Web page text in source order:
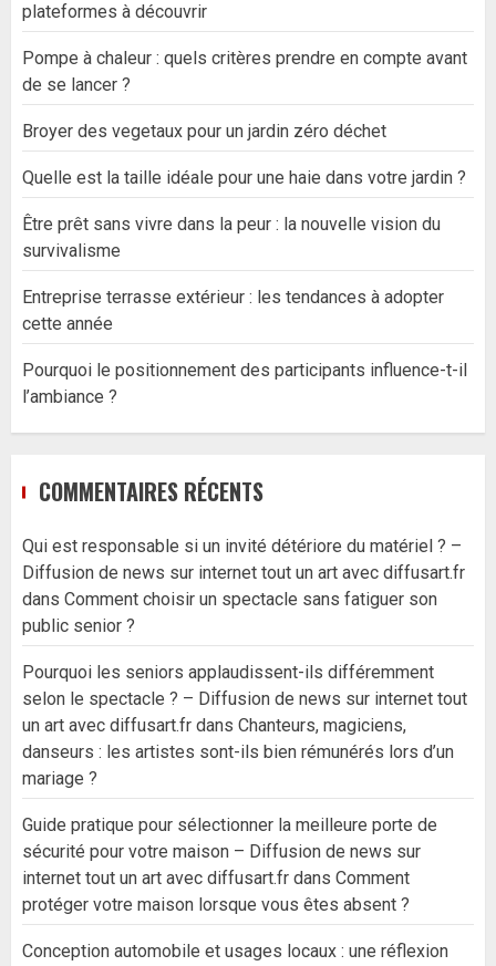
plateformes à découvrir
Pompe à chaleur : quels critères prendre en compte avant
de se lancer ?
Broyer des vegetaux pour un jardin zéro déchet
Quelle est la taille idéale pour une haie dans votre jardin ?
Être prêt sans vivre dans la peur : la nouvelle vision du
survivalisme
Entreprise terrasse extérieur : les tendances à adopter
cette année
Pourquoi le positionnement des participants influence-t-il
l’ambiance ?
COMMENTAIRES RÉCENTS
Qui est responsable si un invité détériore du matériel ? –
Diffusion de news sur internet tout un art avec diffusart.fr
dans Comment choisir un spectacle sans fatiguer son
public senior ?
Pourquoi les seniors applaudissent-ils différemment
selon le spectacle ? – Diffusion de news sur internet tout
un art avec diffusart.fr dans Chanteurs, magiciens,
danseurs : les artistes sont-ils bien rémunérés lors d’un
mariage ?
Guide pratique pour sélectionner la meilleure porte de
sécurité pour votre maison – Diffusion de news sur
internet tout un art avec diffusart.fr dans Comment
protéger votre maison lorsque vous êtes absent ?
Conception automobile et usages locaux : une réflexion